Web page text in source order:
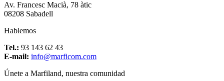
Av. Francesc Macià, 78 àtic
08208 Sabadell
Hablemos
Tel.: 93 143 62 43
E-mail: info@marficom.com
Únete a Marfiland, nuestra comunidad